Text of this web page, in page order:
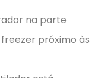
na parte
próximo às